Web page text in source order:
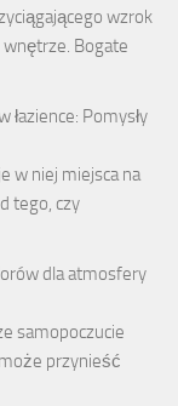
wzrok
wnętrze. Bogate
łazience: Pomysły
w niej miejsca na
tego, czy
dla atmosfery
samopoczucie
przynieść